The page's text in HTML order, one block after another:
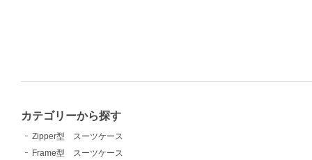
カテゴリーから探す
Zipper型 スーツケース
Frame型 スーツケース